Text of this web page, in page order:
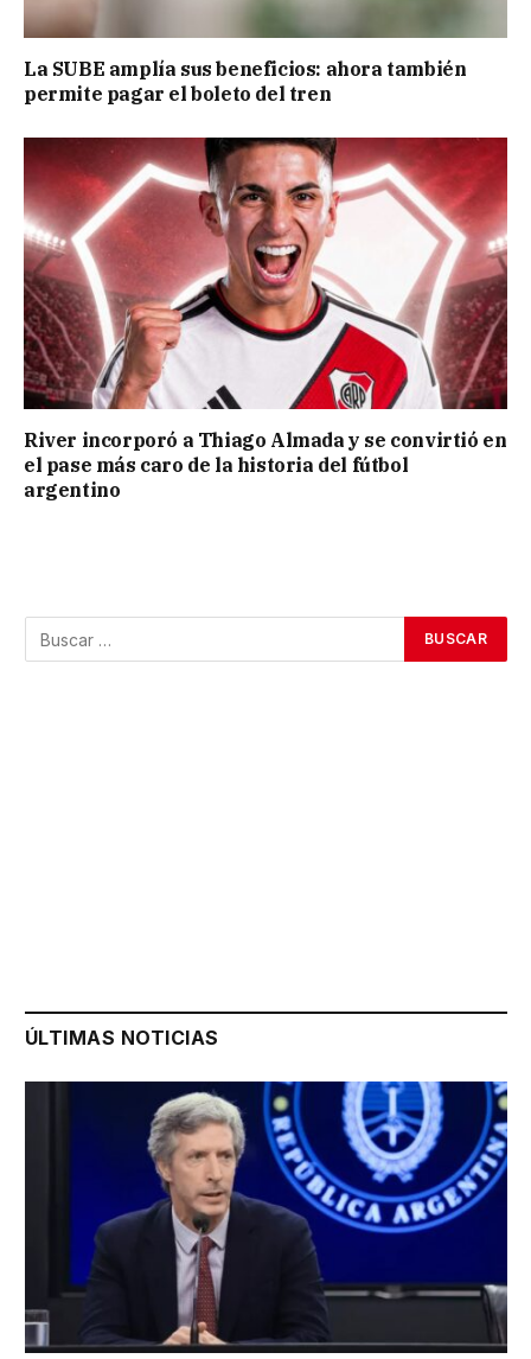
La SUBE amplía sus beneficios: ahora también
permite pagar el boleto del tren
River incorporó a Thiago Almada y se convirtió en
el pase más caro de la historia del fútbol
argentino
ÚLTIMAS NOTICIAS